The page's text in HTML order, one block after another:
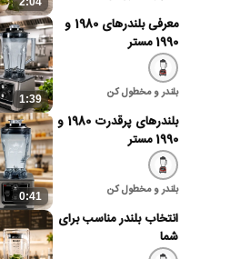
1:39
معرفی بلندرهای 1980 و
1990 مستر
بلندر و مخطول کن
0:41
بلندرهای پرقدرت 1980 و
1990 مستر
بلندر و مخطول کن
انتخاب بلندر مناسب برای
شما